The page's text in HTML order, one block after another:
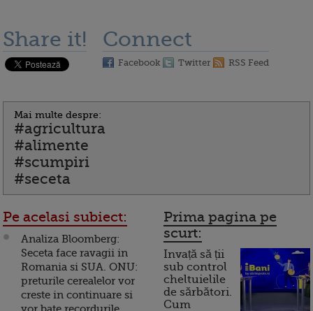
Share it! Connect
Facebook Twitter RSS Feed
Mai multe despre:
#agricultura
#alimente
#scumpiri
#seceta
Pe acelasi subiect:
Analiza Bloomberg:
Seceta face ravagii in
Romania si SUA. ONU:
preturile cerealelor vor
creste in continuare si
Prima pagina pe
scurt:
Invață să ții
sub control
cheltuielile
de sărbători.
Cum